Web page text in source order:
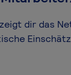
dir das